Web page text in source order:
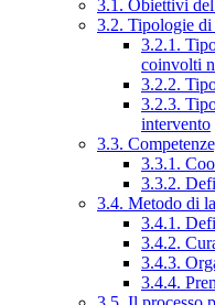
3.1. Obiettivi
3.2. Tipologie di
3.2.1.
coinvolti
3.2.2.
3.2.3.
intervento
3.3.
3.3.1.
3.3.2.
3.4. Metodo di
3.4.1.
3.4.2.
3.4.3.
3.4.4.